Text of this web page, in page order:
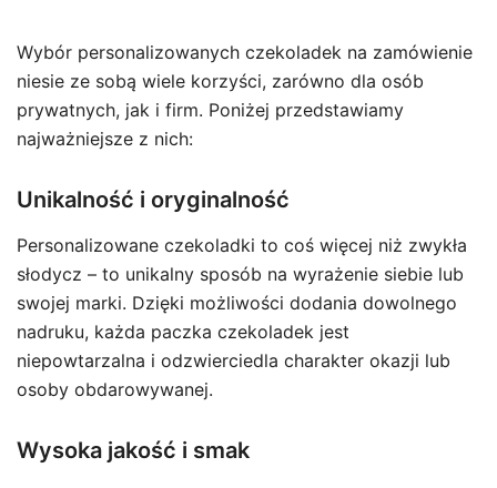
Wybór personalizowanych czekoladek na zamówienie
niesie ze sobą wiele korzyści, zarówno dla osób
prywatnych, jak i firm. Poniżej przedstawiamy
najważniejsze z nich:
Unikalność i oryginalność
Personalizowane czekoladki to coś więcej niż zwykła
słodycz – to unikalny sposób na wyrażenie siebie lub
swojej marki. Dzięki możliwości dodania dowolnego
nadruku, każda paczka czekoladek jest
niepowtarzalna i odzwierciedla charakter okazji lub
osoby obdarowywanej.
Wysoka jakość i smak